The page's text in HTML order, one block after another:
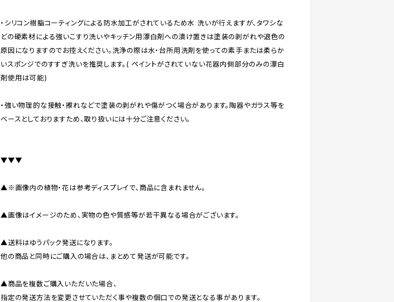
・シリコン樹脂コーティングによる防水加工がされているため水 洗いが行えますが、タワシな
どの硬素材による強いこすり洗いやキッチン用漂白剤への漬け置きは塗装の剥がれや退色の
原因になりますのでお控えください。洗浄の際は水・台所用洗剤を使っての素手または柔らか
いスポンジでのすすぎ洗いを推奨します。( ペイントがされていない花器内側部分のみの漂白
剤使用は可能)
・強い物理的な接触・擦れなどで塗装の剥がれや傷がつく場合があります。陶器やガラス等を
ベースとしておりますため、取り扱いには十分ご注意ください。
▼▼▼
▲※画像内の植物・花は参考ディスプレイで、商品に含まれません。
▲画像はイメージのため、実物の色や質感等が若干異なる場合がございます。
▲送料はゆうパック発送になります。
他の商品と同時にご購入の場合は、まとめて発送が可能です。
▲商品を複数ご購入いただいた場合、
指定の発送方法を変更させていただく事や複数の個口での発送となる事があります。